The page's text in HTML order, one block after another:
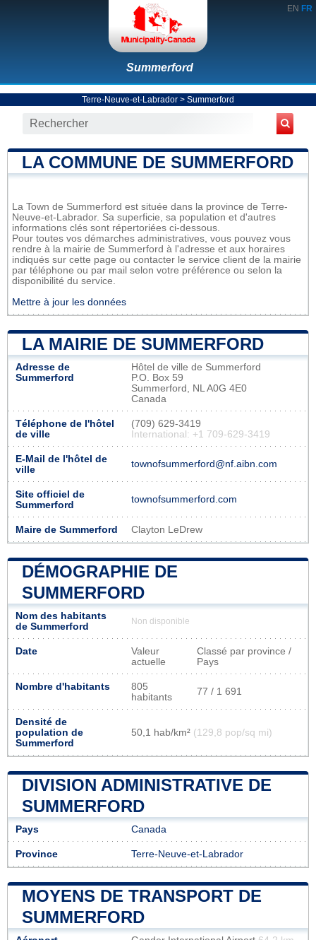
EN FR
Summerford
Terre-Neuve-et-Labrador > Summerford
LA COMMUNE DE SUMMERFORD
La Town de Summerford est située dans la province de Terre-
Neuve-et-Labrador. Sa superficie, sa population et d'autres
informations clés sont répertoriées ci-dessous.
Pour toutes vos démarches administratives, vous pouvez vous
rendre à la mairie de Summerford à l'adresse et aux horaires
indiqués sur cette page ou contacter le service client de la mairie
par téléphone ou par mail selon votre préférence ou selon la
disponibilité du service.
Mettre à jour les données
LA MAIRIE DE SUMMERFORD
Adresse de
Summerford
Hôtel de ville de Summerford
P.O. Box 59
Summerford, NL A0G 4E0
Canada
Téléphone de l'hôtel
de ville
(709) 629-3419
International: +1 709-629-3419
E-Mail de l'hôtel de
ville
townofsummerford@nf.aibn.com
Site officiel de
Summerford
townofsummerford.com
Maire de Summerford Clayton LeDrew
DÉMOGRAPHIE DE
SUMMERFORD
Nom des habitants
de Summerford
Non disponible
Date
Valeur
actuelle
Classé par province /
Pays
Nombre d'habitants
805
habitants
77 / 1 691
Densité de
population de
Summerford
50,1 hab/km² (129,8 pop/sq mi)
DIVISION ADMINISTRATIVE DE
SUMMERFORD
Pays Canada
Province Terre-Neuve-et-Labrador
MOYENS DE TRANSPORT DE
SUMMERFORD